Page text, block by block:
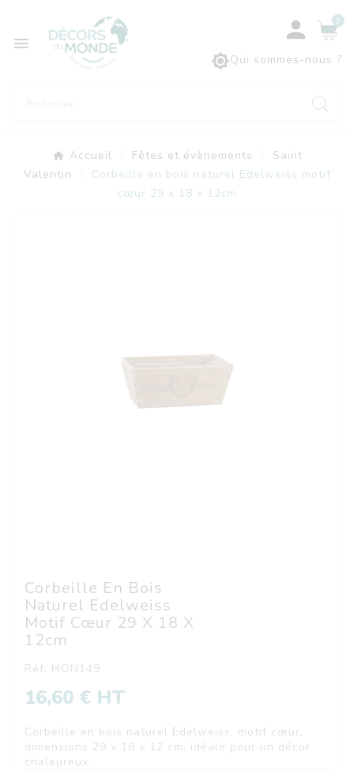

Qui sommes-nous ?
 0
Accueil Fêtes et évènements
Saint
Valentin
Corbeille en bois naturel Edelweiss motif
cœur 29 x 18 x 12cm
Corbeille En Bois
Naturel Edelweiss
Motif Cœur 29 X 18 X
12cm
Réf: MON149
16,60 € HT
Corbeille en bois naturel Edelweiss, motif cœur,
dimensions 29 x 18 x 12 cm, idéale pour un décor
chaleureux.